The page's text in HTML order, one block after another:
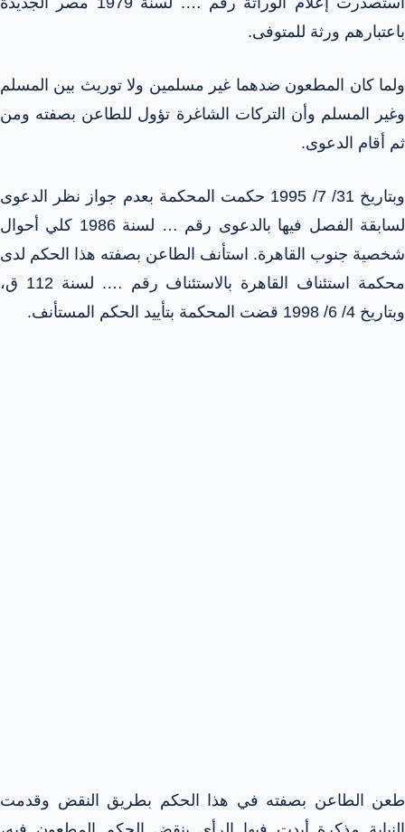
باعتبارهم ورثة للمتوفى.
ولما كان المطعون ضدهما غير مسلمين ولا توريث بين المسلم
وغير المسلم وأن التركات الشاغرة تؤول للطاعن بصفته ومن
ثم أقام الدعوى.
وبتاريخ 31/ 7/ 1995 حكمت المحكمة بعدم جواز نظر الدعوى
لسابقة الفصل فيها بالدعوى رقم … لسنة 1986 كلي أحوال
شخصية جنوب القاهرة. استأنف الطاعن بصفته هذا الحكم لدى
محكمة استئناف القاهرة بالاستئناف رقم …. لسنة 112 ق،
وبتاريخ 4/ 6/ 1998 قضت المحكمة بتأييد الحكم المستأنف.
طعن الطاعن بصفته في هذا الحكم بطريق النقض وقدمت